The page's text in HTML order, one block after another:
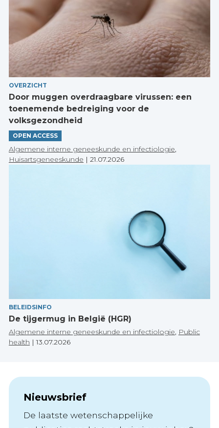
OVERZICHT
Door muggen overdraagbare virussen: een
toenemende bedreiging voor de
volksgezondheid
OPEN ACCESS
Algemene interne geneeskunde en infectiologie,
Huisartsgeneeskunde | 21.07.2026
BELEIDSINFO
De tijgermug in België (HGR)
Algemene interne geneeskunde en infectiologie Public
health |13.07.2026
Nieuwsbrief
De laatste wetenschappelijke